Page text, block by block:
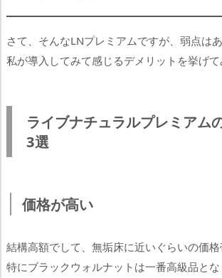
さて、そんなLNプレミアムですが、弱点は
私が導入してみて感じるデメリットを挙げて
ライブナチュラルプレミアム
3選
価格が高い
結構高額でして、無垢床に近いぐらいの価格
特にブラックウォルナットは一番高級品とな